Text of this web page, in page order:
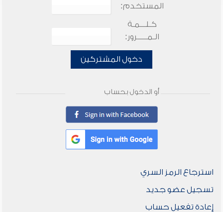
المستخدم:
كـلـــمـة
الـمـــــرور:
دخول المشتركين
أو الدخول بحساب
استرجاع الرمز السري
تسجيل عضو جديد
إعادة تفعيل حساب